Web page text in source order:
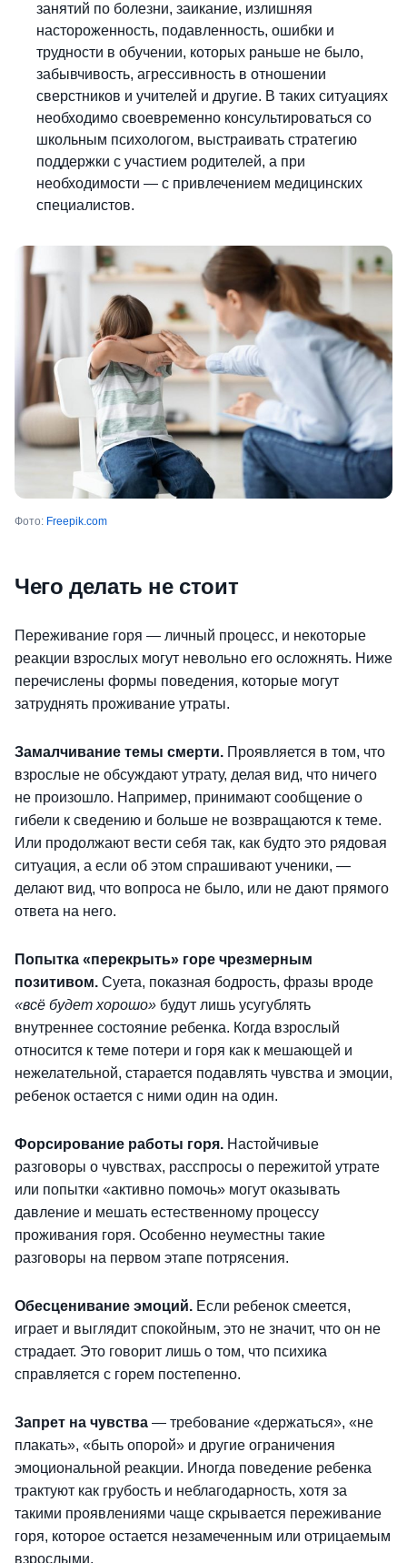
занятий по болезни, заикание, излишняя
настороженность, подавленность, ошибки и
трудности в обучении, которых раньше не было,
забывчивость, агрессивность в отношении
сверстников и учителей и другие. В таких ситуациях
необходимо своевременно консультироваться со
школьным психологом, выстраивать стратегию
поддержки с участием родителей, а при
необходимости — с привлечением медицинских
специалистов.
Фото: Freepik.com
Чего делать не стоит
Переживание горя — личный процесс, и некоторые
реакции взрослых могут невольно его осложнять. Ниже
перечислены формы поведения, которые могут
затруднять проживание утраты.
Замалчивание темы смерти. Проявляется в том, что
взрослые не обсуждают утрату, делая вид, что ничего
не произошло. Например, принимают сообщение о
гибели к сведению и больше не возвращаются к теме.
Или продолжают вести себя так, как будто это рядовая
ситуация, а если об этом спрашивают ученики, —
делают вид, что вопроса не было, или не дают прямого
ответа на него.
Попытка «перекрыть» горе чрезмерным
позитивом. Суета, показная бодрость, фразы вроде
«всё будет хорошо» будут лишь усугублять
внутреннее состояние ребенка. Когда взрослый
относится к теме потери и горя как к мешающей и
нежелательной, старается подавлять чувства и эмоции,
ребенок остается с ними один на один.
Форсирование работы горя. Настойчивые
разговоры о чувствах, расспросы о пережитой утрате
или попытки «активно помочь» могут оказывать
давление и мешать естественному процессу
проживания горя. Особенно неуместны такие
разговоры на первом этапе потрясения.
Обесценивание эмоций. Если ребенок смеется,
играет и выглядит спокойным, это не значит, что он не
страдает. Это говорит лишь о том, что психика
справляется с горем постепенно.
Запрет на чувства — требование «держаться», «не
плакать», «быть опорой» и другие ограничения
эмоциональной реакции. Иногда поведение ребенка
трактуют как грубость и неблагодарность, хотя за
такими проявлениями чаще скрывается переживание
горя, которое остается незамеченным или отрицаемым
взрослыми.